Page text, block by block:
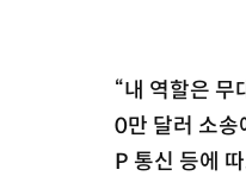
“내 역할은
0만 달러 소송
P 통신 등에